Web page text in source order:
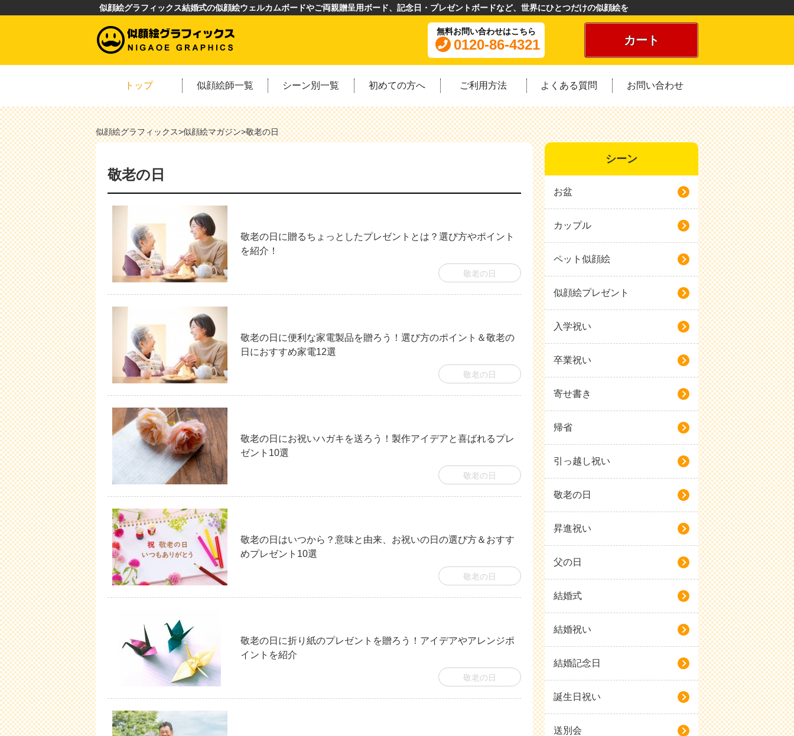
似顔絵グラフィックス結婚式の似顔絵ウェルカムボードやご両親贈呈用ボード、記念日・プレゼントボードなど、世界にひとつだけの似顔絵を
無料お問い合わせはこちら
0120-86-4321 カート
トップ 似顔絵師一覧 シーン別一覧 初めての方へ ご利用方法 よくある質問 お問い合わせ
似顔絵グラフィックス>似顔絵マガジン>敬老の日
敬老の日
敬老の日に贈るちょっとしたプレゼントとは？選び方やポイント
を紹介！
敬老の日
敬老の日に便利な家電製品を贈ろう！選び方のポイント＆敬老の
日におすすめ家電12選
敬老の日
敬老の日にお祝いハガキを送ろう！製作アイデアと喜ばれるプレ
ゼント10選
敬老の日
敬老の日はいつから？意味と由来、お祝いの日の選び方＆おすす
めプレゼント10選
敬老の日
敬老の日に折り紙のプレゼントを贈ろう！アイデアやアレンジポ
イントを紹介
敬老の日
シーン
お盆
カップル
ペット似顔絵
似顔絵プレゼント
入学祝い
卒業祝い
寄せ書き
帰省
引っ越し祝い
敬老の日
昇進祝い
父の日
結婚式
結婚祝い
結婚記念日
誕生日祝い
送別会